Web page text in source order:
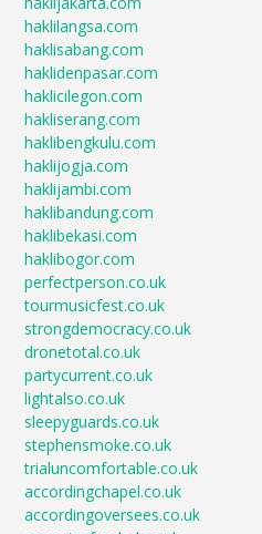
haklilangsa.com
haklisabang.com
haklidenpasar.com
haklicilegon.com
hakliserang.com
haklibengkulu.com
haklijogja.com
haklijambi.com
haklibandung.com
haklibekasi.com
haklibogor.com
perfectperson.co.uk
tourmusicfest.co.uk
strongdemocracy.co.uk
dronetotal.co.uk
partycurrent.co.uk
lightalso.co.uk
sleepyguards.co.uk
stephensmoke.co.uk
trialuncomfortable.co.uk
accordingchapel.co.uk
accordingoversees.co.uk